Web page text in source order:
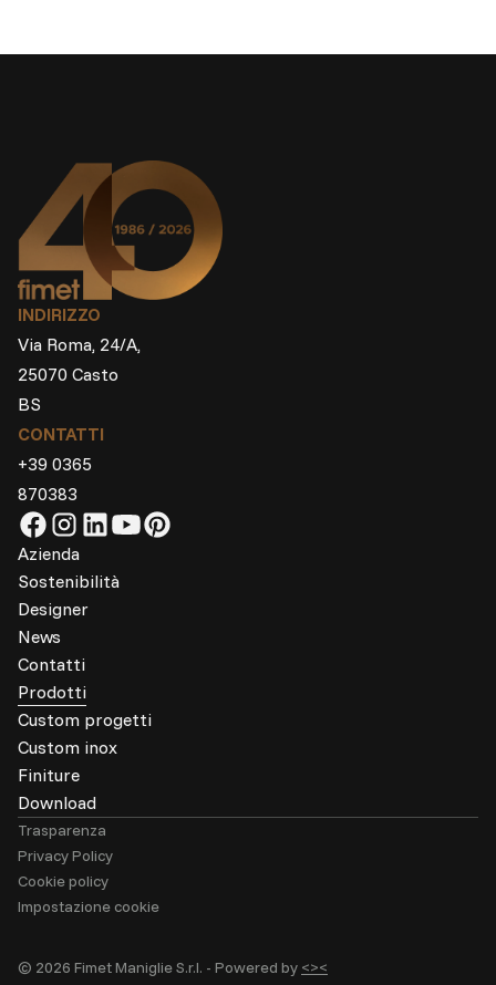
INDIRIZZO
Via Roma, 24/A,
25070 Casto
BS
CONTATTI
+39 0365
870383
Azienda
Sostenibilità
Designer
News
Contatti
Prodotti
Custom progetti
Custom inox
Finiture
Download
© 2026 Fimet Maniglie S.r.l. - Powered by <><
Trasparenza
Privacy Policy
Cookie policy
Impostazione cookie